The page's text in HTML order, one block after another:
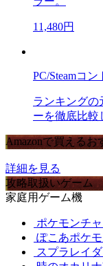
11,480円
PC/Steamコ
ランキングの
ーを徹底比較
Amazonで買える
詳細を見る
攻略取扱いゲーム
家庭用ゲーム機
ポケモンチ
ぽこあポケ
スプラレイ